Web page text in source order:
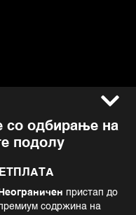
со одбирање на
подолу
Неограничен пристап до
содржина на